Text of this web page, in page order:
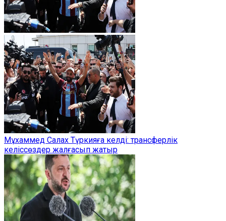
Мұхаммед Салах Түркияға келді: трансферлік
келіссөздер жалғасып жатыр